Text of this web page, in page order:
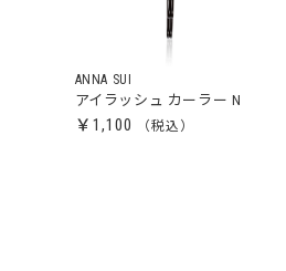
ANNA SUI
アイラッシュ カーラー N
￥1,100